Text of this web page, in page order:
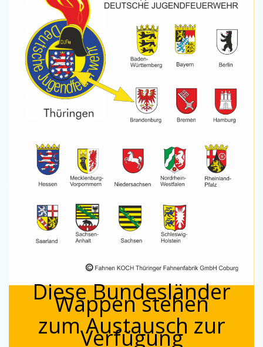
Diese Bundesländer
Wappen stehen
zum Austausch zur
Verfügung